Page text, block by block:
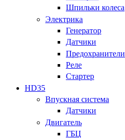
Шпильки колеса
Электрика
Генератор
Датчики
Предохранители
Реле
Стартер
HD35
Впускная система
Датчики
Двигатель
ГБЦ